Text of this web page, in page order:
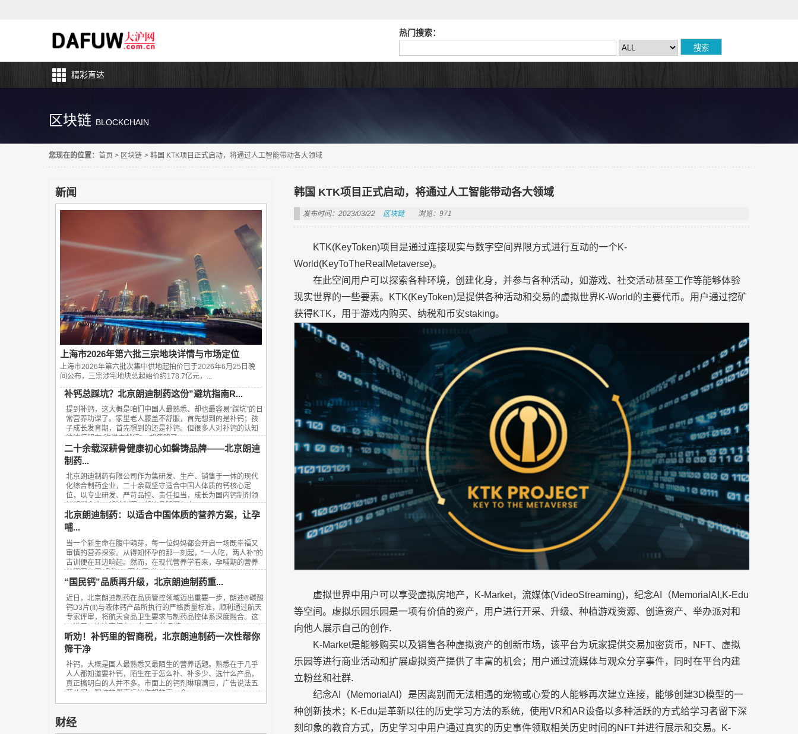
热门搜索：
精彩直达
区块链 BLOCKCHAIN
您现在的位置： 首页 > 区块链 > 韩国 KTK项目正式启动，将通过人工智能带动各大领域
新闻
上海市2026年第六批三宗地块详情与市场定位
上海市2026年第六批次集中供地起拍价已于2026年6月25日晚
间公布，‌三宗涉宅地块总起始价约178.7亿元‌，...
补钙总踩坑？北京朗迪制药这份”避坑指南R...
提到补钙，这大概是咱们中国人最熟悉、却也最容易“踩坑”的日
常营养功课了。家里老人膝盖不舒服，首先想到的是补钙；孩
子成长发育期，首先想到的还是补钙。但很多人对补钙的认知
往往停留在“吃进去就行”，却忽略了...
二十余载深耕骨健康初心如磐铸品牌——北京朗迪
制药...
北京朗迪制药有限公司作为集研发、生产、销售于一体的现代
化综合制药企业，二十余载坚守适合中国人体质的钙核心定
位，以专业研发、严苛品控、责任担当，成长为国内钙制剂领
域领军企业，朗迪制药、朗迪品牌深入人...
北京朗迪制药：以适合中国体质的营养方案，让孕
哺...
当一个新生命在腹中萌芽，每一位妈妈都会开启一场既幸福又
审慎的营养探索。从得知怀孕的那一刻起，“一人吃，两人补”的
古训便在耳边响起。然而，在现代营养学看来，孕哺期的营养
关键不在于“多吃”，而在于“补对”。...
“国民钙”品质再升级，北京朗迪制药重...
近日，北京朗迪制药在品质管控领域迈出重要一步，朗迪®碳酸
钙D3片(II)与液体钙产品所执行的严格质量标准，顺利通过航天
专家评审，将航天食品卫生要求与制药品控体系深度融合。这
一进展，让这家拥有23年历史的品牌...
听劝！补钙里的智商税，北京朗迪制药一次性帮你
筛干净
补钙，大概是国人最熟悉又最陌生的营养话题。熟悉在于几乎
人人都知道要补钙，陌生在于怎么补、补多少、选什么产品，
真正搞明白的人并不多。市面上的钙剂琳琅满目，广告说法五
花八门，踩坑的概率远比你想的高。今...
财经
韩国 KTK项目正式启动，将通过人工智能带动各大领域
发布时间：2023/03/22 区块链 浏览：971
KTK(KeyToken)项目是通过连接现实与数字空间界限方式进行互动的一个K-
World(KeyToTheRealMetaverse)。
在此空间用户可以探索各种环境，创建化身，并参与各种活动，如游戏、社交活动甚至工作等能够体验
现实世界的一些要素。KTK(KeyToken)是提供各种活动和交易的虚拟世界K-World的主要代币。用户通过挖矿
获得KTK，用于游戏内购买、纳税和币安staking。
虚拟世界中用户可以享受虚拟房地产，K-Market，流媒体(VideoStreaming)，纪念AI（MemorialAI,K-Edu
等空间。虚拟乐园乐园是一项有价值的资产，用户进行开采、升级、种植游戏资源、创造资产、举办派对和
向他人展示自己的创作.
K-Market是能够购买以及销售各种虚拟资产的创新市场，该平台为玩家提供交易加密货币，NFT、虚拟
乐园等进行商业活动和扩展虚拟资产提供了丰富的机会；用户通过流媒体与观众分享事件，同时在平台内建
立粉丝和社群.
纪念AI（MemorialAI）是因离别而无法相遇的宠物或心爱的人能够再次建立连接，能够创建3D模型的一
种创新技术；K-Edu是革新以往的历史学习方法的系统，使用VR和AR设备以多种活跃的方式给学习者留下深
刻印象的教育方式，历史学习中用户通过真实的历史事件领取相关历史时间的NFT并进行展示和交易。K-